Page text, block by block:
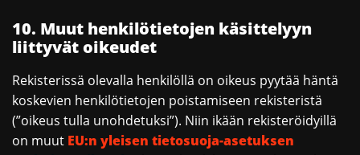
10. Muut henkilötietojen käsittelyyn
liittyvät oikeudet
Rekisterissä olevalla henkilöllä on oikeus pyytää häntä
koskevien henkilötietojen poistamiseen rekisteristä
(”oikeus tulla unohdetuksi”). Niin ikään rekisteröidyillä
on muut EU:n yleisen tietosuoja-asetuksen